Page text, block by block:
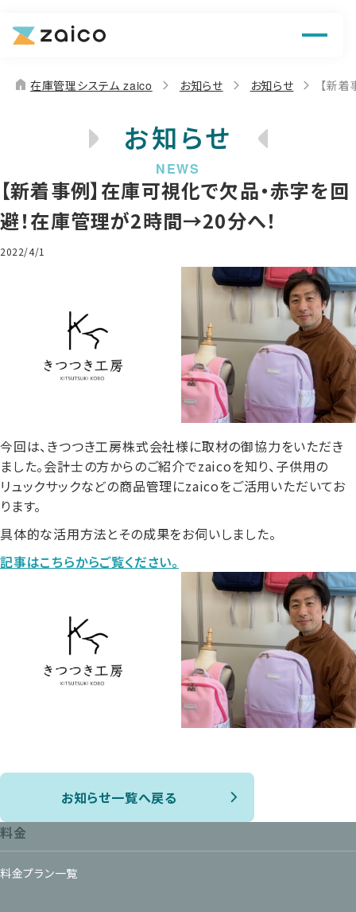
機能
お役立ち情報
home 在庫管理システム zaico お知らせ お知らせ 【新
お知らせ
【新着事例】在庫可視化で欠品・赤字を回
避！在庫管理が2時間→20分へ！
2022/4/1
今回は、きつつき工房株式会社様に取材の御協力をいただき
ました。会計士の方からのご紹介でzaicoを知り、子供用の
リュックサックなどの商品管理にzaicoをご活用いただいてお
ります。
具体的な活用方法とその成果をお伺いしました。
記事はこちらからご覧ください。
お知らせ一覧へ戻る
料金
料金プラン一覧